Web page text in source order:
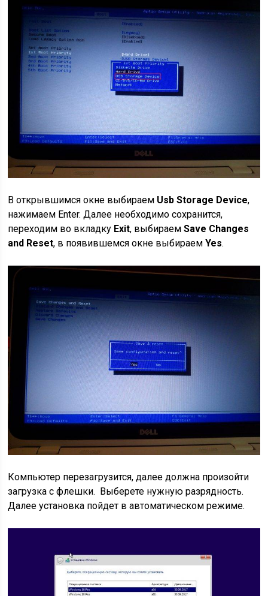
В открывшимся окне выбираем Usb Storage Device,
нажимаем Enter. Далее необходимо сохранится,
переходим во вкладку Exit, выбираемSave Changes
and Reset, в появившемся окне выбираемYes.
Компьютер перезагрузится, далее должна произойти
загрузка с флешки. Выберете нужную разрядность.
Далее установка пойдет в автоматическом режиме.